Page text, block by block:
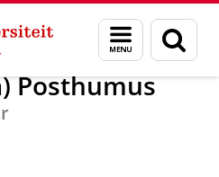
Menu
en
zoeken
(Helena) Posthumus
Posthumus